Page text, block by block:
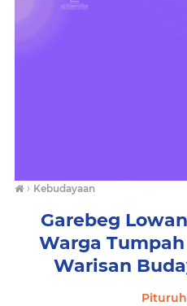
› Kebudayaan
Garebeg
Warga
Warisan